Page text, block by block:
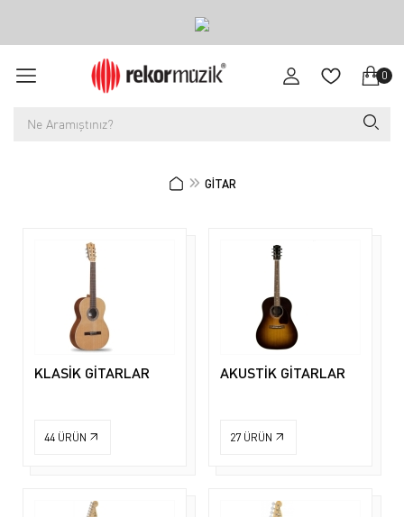
0
GİTAR
KLASİK GİTARLAR
44 ÜRÜN
AKUSTİK GİTARLAR
27 ÜRÜN